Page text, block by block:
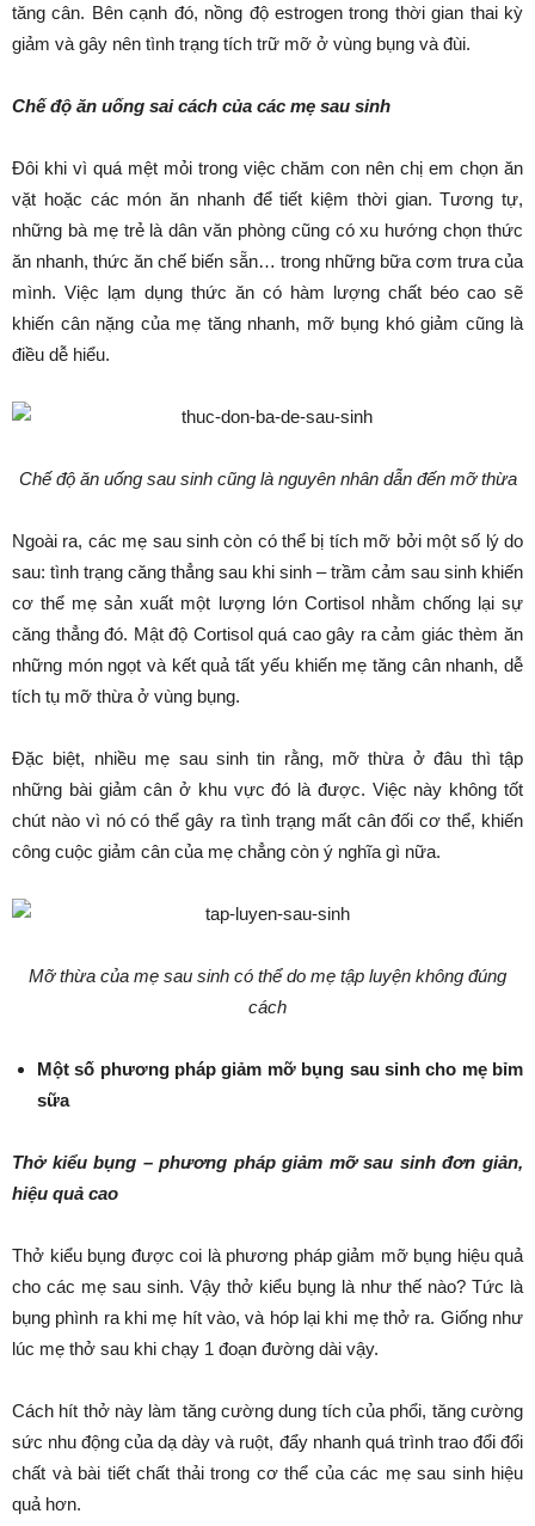
tăng cân. Bên cạnh đó, nồng độ estrogen trong thời gian thai kỳ
giảm và gây nên tình trạng tích trữ mỡ ở vùng bụng và đùi.
Chế độ ăn uống sai cách của các mẹ sau sinh
Đôi khi vì quá mệt mỏi trong việc chăm con nên chị em chọn ăn
vặt hoặc các món ăn nhanh để tiết kiệm thời gian. Tương tự,
những bà mẹ trẻ là dân văn phòng cũng có xu hướng chọn thức
ăn nhanh, thức ăn chế biến sẵn… trong những bữa cơm trưa của
mình. Việc lạm dụng thức ăn có hàm lượng chất béo cao sẽ
khiến cân nặng của mẹ tăng nhanh, mỡ bụng khó giảm cũng là
điều dễ hiểu.
Chế độ ăn uống sau sinh cũng là nguyên nhân dẫn đến mỡ thừa
Ngoài ra, các mẹ sau sinh còn có thể bị tích mỡ bởi một số lý do
sau: tình trạng căng thẳng sau khi sinh – trầm cảm sau sinh khiến
cơ thể mẹ sản xuất một lượng lớn Cortisol nhằm chống lại sự
căng thẳng đó. Mật độ Cortisol quá cao gây ra cảm giác thèm ăn
những món ngọt và kết quả tất yếu khiến mẹ tăng cân nhanh, dễ
tích tụ mỡ thừa ở vùng bụng.
Đặc biệt, nhiều mẹ sau sinh tin rằng, mỡ thừa ở đâu thì tập
những bài giảm cân ở khu vực đó là được. Việc này không tốt
chút nào vì nó có thể gây ra tình trạng mất cân đối cơ thể, khiến
công cuộc giảm cân của mẹ chẳng còn ý nghĩa gì nữa.
Mỡ thừa của mẹ sau sinh có thể do mẹ tập luyện không đúng
cách
Một số phương pháp giảm mỡ bụng sau sinh cho mẹ bỉm
sữa
Thở kiểu bụng – phương pháp giảm mỡ sau sinh đơn giản,
hiệu quả cao
Thở kiểu bụng được coi là phương pháp giảm mỡ bụng hiệu quả
cho các mẹ sau sinh. Vậy thở kiểu bụng là như thế nào? Tức là
bụng phình ra khi mẹ hít vào, và hóp lại khi mẹ thở ra. Giống như
lúc mẹ thở sau khi chạy 1 đoạn đường dài vậy.
Cách hít thở này làm tăng cường dung tích của phổi, tăng cường
sức nhu động của dạ dày và ruột, đẩy nhanh quá trình trao đổi đổi
chất và bài tiết chất thải trong cơ thể của các mẹ sau sinh hiệu
quả hơn.